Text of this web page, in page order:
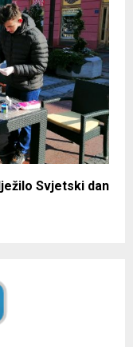
Svjetski dan